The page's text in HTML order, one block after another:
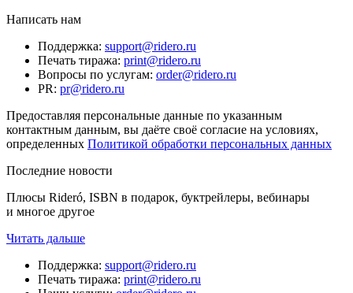
Написать нам
Поддержка: support@ridero.ru
Печать тиража: print@ridero.ru
Вопросы по услугам: order@ridero.ru
PR: pr@ridero.ru
Предоставляя персональные данные по указанным
контактным данным, вы даёте своё согласие на условиях,
определенных Политикой обработки персональных данных
Последние новости
Плюсы Rideró, ISBN в подарок, буктрейлеры, вебинары
и многое другое
Читать дальше
Поддержка: support@ridero.ru
Печать тиража: print@ridero.ru